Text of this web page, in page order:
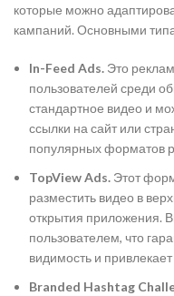
которые можно
кампаний. Основными
In-Feed Ads. Это
пользователей среди
стандартное видео и
ссылки на сайт или
популярных форматов
TopView Ads. Этот
разместить видео в
открытия приложения.
пользователем, что
видимость и
Branded Hashtag